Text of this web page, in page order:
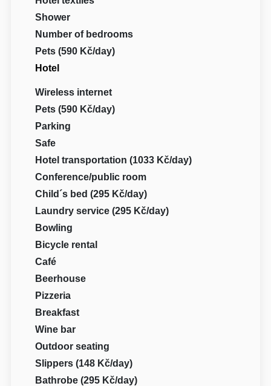
Shower
Number of bedrooms
Pets (590 Kč/day)
Hotel
Wireless internet
Pets (590 Kč/day)
Parking
Safe
Hotel transportation (1033 Kč/day)
Conference/public room
Child´s bed (295 Kč/day)
Laundry service (295 Kč/day)
Bowling
Bicycle rental
Café
Beerhouse
Pizzeria
Breakfast
Wine bar
Outdoor seating
Slippers (148 Kč/day)
Bathrobe (295 Kč/day)